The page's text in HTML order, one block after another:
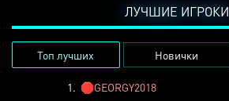
ЛУЧШИЕ ИГРОКИ
Топ лучших Новички
1. 🛑GEORGY2018